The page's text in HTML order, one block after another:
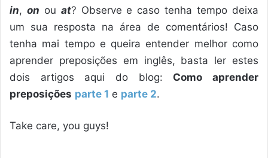
in, on ou at? Observe e caso tenha tempo deixa
um sua resposta na área de comentários! Caso
tenha mai tempo e queira entender melhor como
aprender preposições em inglês, basta ler estes
dois artigos aqui do blog: Como aprender
preposições parte 1 e parte 2.
Take care, you guys!